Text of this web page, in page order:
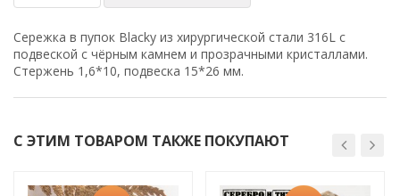
Сережка в пупок Blacky из хирургической стали 316L с
подвеской с чёрным камнем и прозрачными кристаллами.
Стержень 1,6*10, подвеска 15*26 мм.
С ЭТИМ ТОВАРОМ ТАКЖЕ ПОКУПАЮТ